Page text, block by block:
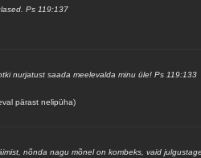
Ps 119:137
nurjatust saada meelevalda minu üle! Ps 119:133
pärast nelipüha)
nõnda nagu mõnel on kombeks, vaid